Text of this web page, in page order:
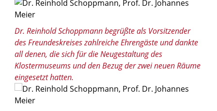
Dr. Reinhold Schoppmann begrüßte als Vorsitzender
des Freundeskreises zahlreiche Ehrengäste und dankte
all denen, die sich für die Neugestaltung des
Klostermuseums und den Bezug der zwei neuen Räume
eingesetzt hatten.